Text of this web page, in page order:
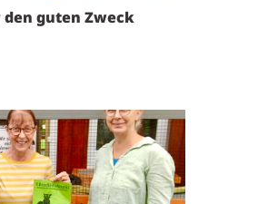
guten Zweck